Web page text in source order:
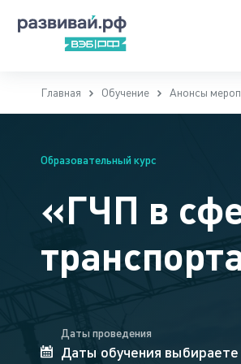
Главная Обучение Анонсы
Образовательный курс
«ГЧП в
Даты проведения
Даты обучения